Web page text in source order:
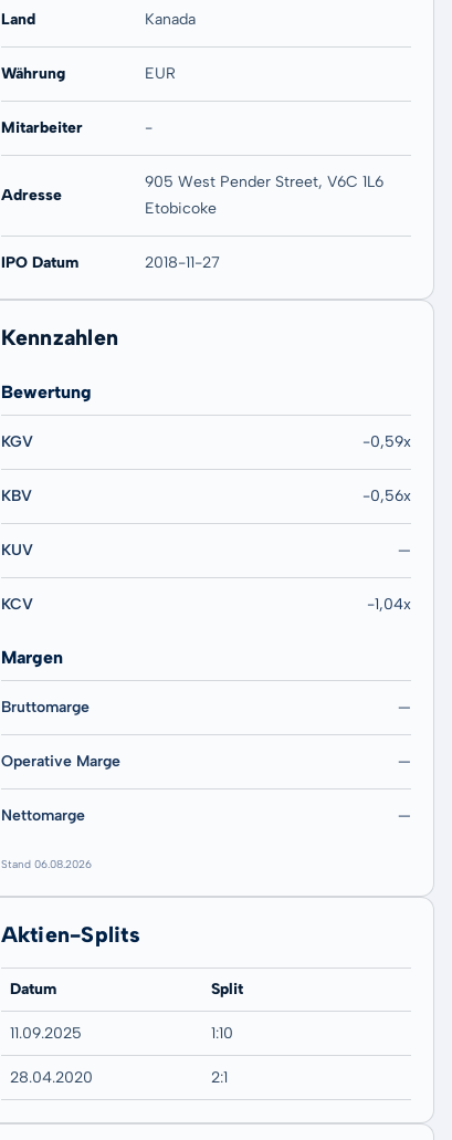
Land Kanada
Währung EUR
Mitarbeiter -
Adresse
905 West Pender Street, V6C 1L6
Etobicoke
IPO Datum 2018-11-27
Kennzahlen
Bewertung
KGV -0,59x
KBV -0,56x
KUV —
KCV -1,04x
Margen
Bruttomarge —
Operative Marge —
Nettomarge —
Stand 06.08.2026
Aktien-Splits
Datum Split
11.09.2025 1:10
28.04.2020 2:1